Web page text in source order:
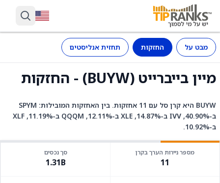
מבט על החזקות תחזית אנליסטים
מיין בייברייט (BUYW) - החזקות
BUYW היא קרן סל עם 11 אחזקות. בין האחזקות המובילות: SPYM
ב-40.90%, IVV ב-14.87%, XLE ב-12.11%, QQQM ב-11.19%, XLF
ב-10.92%.
מספר ניירות הערך בקרן
11
סך נכסים
1.31B